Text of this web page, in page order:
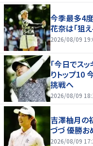
今季最多4
花奈は「狙
2026/08/09
「今日でス
りトップ10
挑戦へ
2026/08/09
吉澤柚月の
づづ 優勝お
2026/08/09